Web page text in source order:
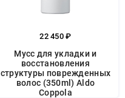
22 450 ₽
Мусс для укладки и
восстановления
структуры поврежденных
волос (350ml) Aldo
Coppola